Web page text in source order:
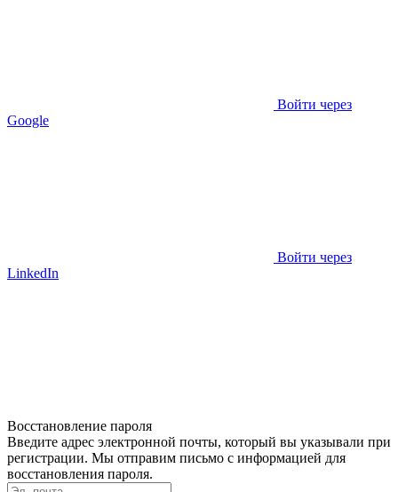
Войти через
Google
Войти через
LinkedIn
Восстановление пароля
Введите адрес электронной почты, который вы указывали при
регистрации. Мы отправим письмо с информацией для
восстановления пароля.